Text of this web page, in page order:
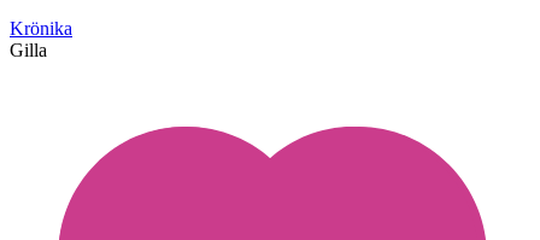
Krönika
Gilla